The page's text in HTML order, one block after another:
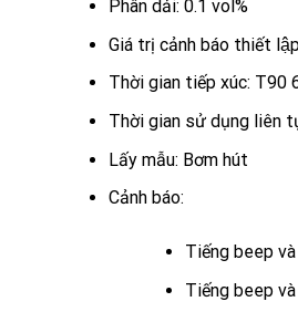
Phân dải: 0.1 vol%
Giá trị cảnh báo thiết
Thời gian tiếp xúc: T90
Thời gian sử dụng liên
Lấy mẫu: Bơm hút
Cảnh báo:
Tiếng beep
Tiếng beep